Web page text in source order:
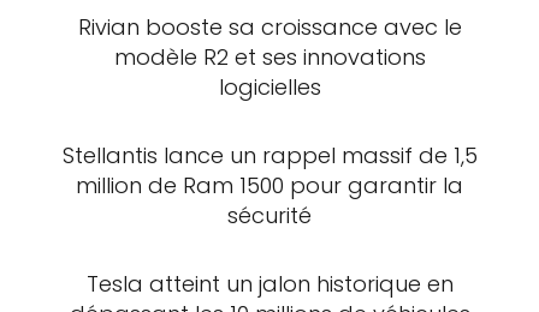
Rivian booste sa croissance avec le
modèle R2 et ses innovations
logicielles
Stellantis lance un rappel massif de 1,5
million de Ram 1500 pour garantir la
sécurité
Tesla atteint un jalon historique en